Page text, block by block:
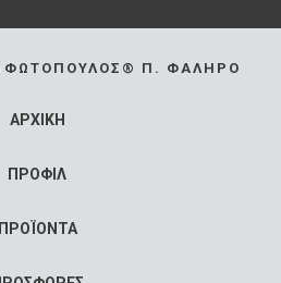
ΦΩΤΌΠΟΥΛΟΣ® Π. ΦΆΛΗΡΟ
ΑΡΧΙΚΗ
ΠΡΟΦΙΛ
ΠΡΟΪΟΝΤΑ